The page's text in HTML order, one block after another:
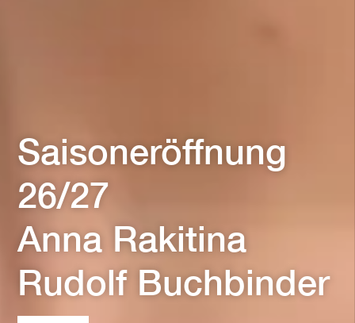
Saisoneröffnung
26/27
Anna Rakitina
Rudolf Buchbinder